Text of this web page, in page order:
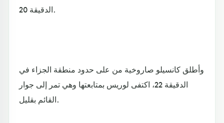
الدقيقة 20.
وأطلق كانسيلو صاروخية من على حدود منطقة الجزاء في
الدقيقة 22، اكتفى لوريس بمتابعتها وهي تمر إلى جوار
القائم بقليل.